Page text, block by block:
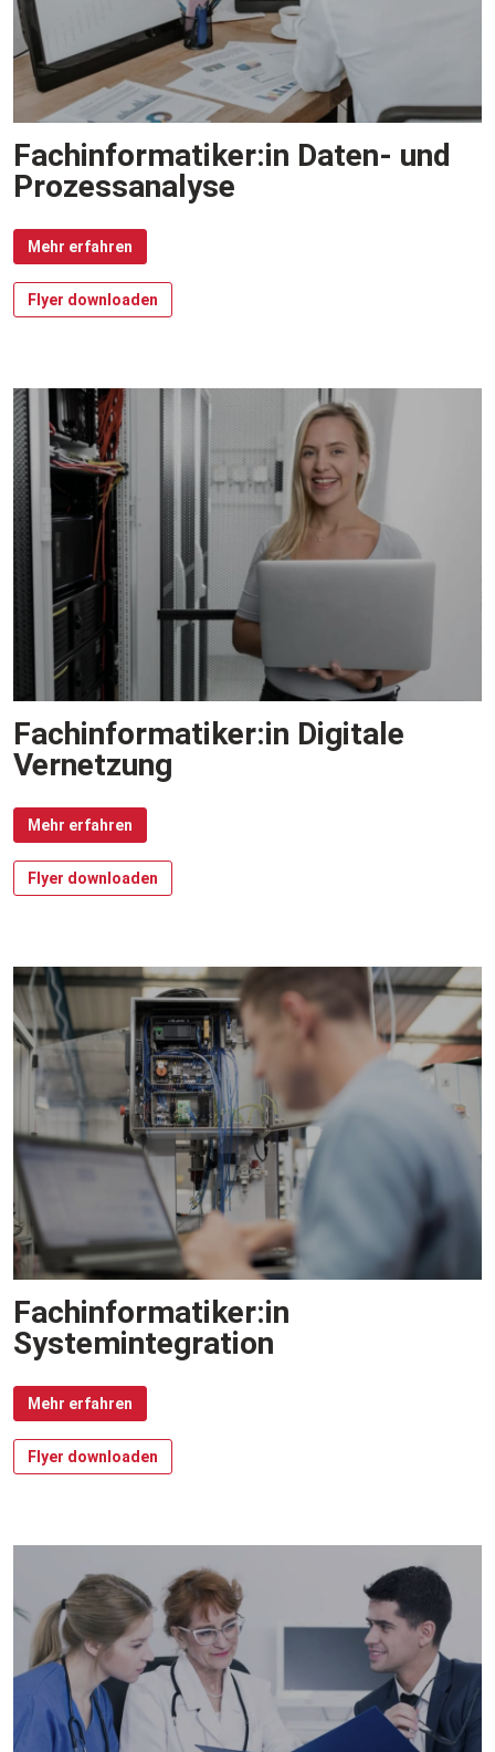
Fachinformatiker:in Daten- und
Prozessanalyse
Mehr erfahren
Flyer downloaden
Fachinformatiker:in Digitale
Vernetzung
Mehr erfahren
Flyer downloaden
Fachinformatiker:in
Systemintegration
Mehr erfahren
Flyer downloaden